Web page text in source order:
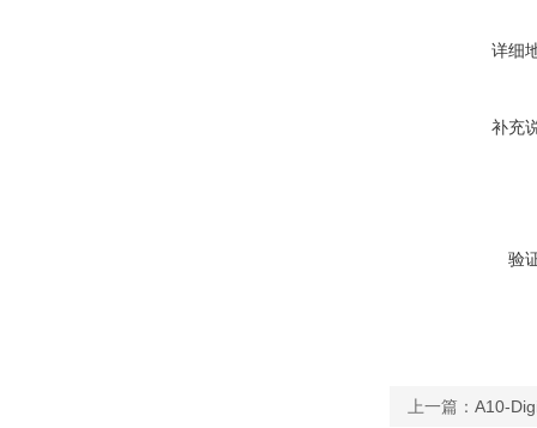
详细
补充
验
上一篇： A10-